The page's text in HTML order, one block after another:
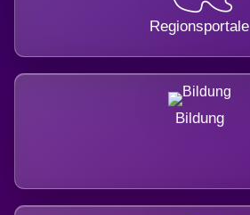
Regionsportale
Bildung